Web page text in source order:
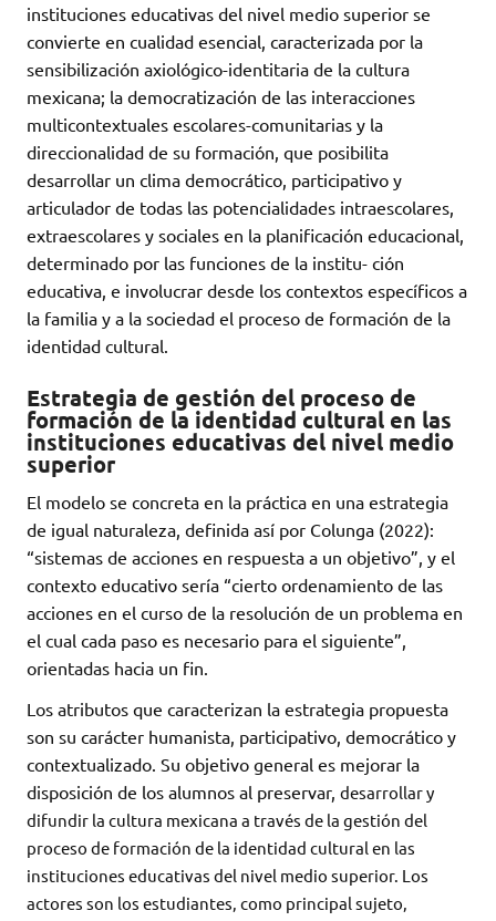
instituciones educativas del nivel medio superior se
convierte en cualidad esencial, caracterizada por la
sensibilización axiológico-identitaria de la cultura
mexicana; la democratización de las interacciones
multicontextuales escolares-comunitarias y la
direccionalidad de su formación, que posibilita
desarrollar un clima democrático, participativo y
articulador de todas las potencialidades intraescolares,
extraescolares y sociales en la planificación educacional,
determinado por las funciones de la institu- ción
educativa, e involucrar desde los contextos específicos a
la familia y a la sociedad el proceso de formación de la
identidad cultural.
Estrategia de gestión del proceso de
formación de la identidad cultural en las
instituciones educativas del nivel medio
superior
El modelo se concreta en la práctica en una estrategia
de igual naturaleza, definida así por Colunga (2022):
“sistemas de acciones en respuesta a un objetivo”, y el
contexto educativo sería “cierto ordenamiento de las
acciones en el curso de la resolución de un problema en
el cual cada paso es necesario para el siguiente”,
orientadas hacia un fin.
Los atributos que caracterizan la estrategia propuesta
son su carácter humanista, participativo, democrático y
contextualizado. Su objetivo general es mejorar la
disposición de los alumnos al preservar, desarrollar y
difundir la cultura mexicana a través de la gestión del
proceso de formación de la identidad cultural en las
instituciones educativas del nivel medio superior. Los
actores son los estudiantes, como principal sujeto,